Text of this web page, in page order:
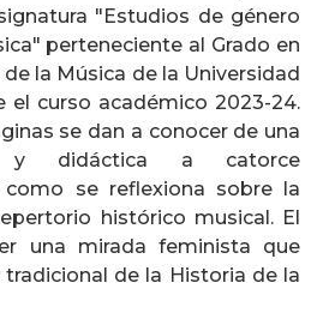
"Estudios de género
perteneciente al Grado en
la Música de la Universidad
el curso académico 2023-24.
se dan a conocer de una
y didáctica a catorce
se reflexiona sobre la
histórico musical. El
una mirada feminista que
de la Historia de la